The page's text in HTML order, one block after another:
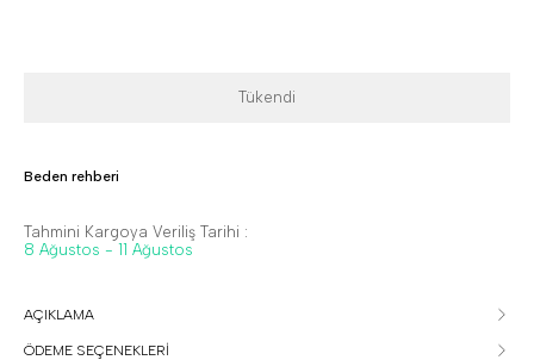
Tükendi
Beden rehberi
Tahmini Kargoya Veriliş Tarihi :
8 Ağustos - 11 Ağustos
AÇIKLAMA
ÖDEME SEÇENEKLERİ